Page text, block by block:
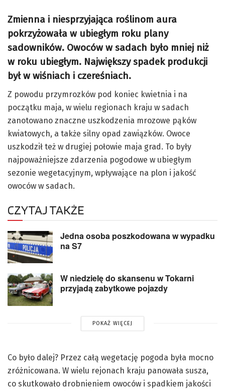
Zmienna i niesprzyjająca roślinom aura
pokrzyżowała w ubiegłym roku plany
sadowników. Owoców w sadach było mniej niż
w roku ubiegłym. Największy spadek produkcji
był w wiśniach i czereśniach.
Z powodu przymrozków pod koniec kwietnia i na
początku maja, w wielu regionach kraju w sadach
zanotowano znaczne uszkodzenia mrozowe pąków
kwiatowych, a także silny opad zawiązków. Owoce
uszkodził też w drugiej połowie maja grad. To były
najpoważniejsze zdarzenia pogodowe w ubiegłym
sezonie wegetacyjnym, wpływające na plon i jakość
owoców w sadach.
CZYTAJ TAKŻE
Jedna osoba poszkodowana w wypadku
na S7
W niedzielę do skansenu w Tokarni
przyjadą zabytkowe pojazdy
POKAŻ WIĘCEJ
Co było dalej? Przez całą wegetację pogoda była mocno
zróżnicowana. W wielu rejonach kraju panowała susza,
co skutkowało drobnieniem owoców i spadkiem jakości